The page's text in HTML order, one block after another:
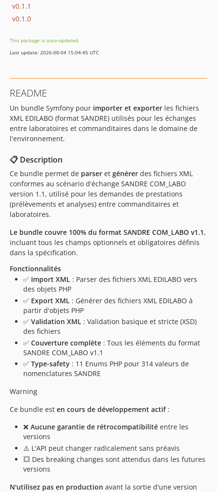
v0.1.1
v0.1.0
This package is auto-updated.
Last update: 2026-08-04 15:04:45 UTC
README
Un bundle Symfony pour importer et exporter les fichiers
XML EDILABO (format SANDRE) utilisés pour les échanges
entre laboratoires et commanditaires dans le domaine de
l'environnement.
📋 Description
Ce bundle permet de parser et générer des fichiers XML
conformes au scénario d'échange SANDRE COM_LABO
version 1.1, utilisé pour les demandes de prestations
(prélèvements et analyses) entre commanditaires et
laboratoires.
Le bundle couvre 100% du format SANDRE COM_LABO v1.1,
incluant tous les champs optionnels et obligatoires définis
dans la spécification.
Fonctionnalités
✅ Import XML : Parser des fichiers XML EDILABO vers
des objets PHP
✅ Export XML : Générer des fichiers XML EDILABO à
partir d'objets PHP
✅ Validation XML : Validation basique et stricte (XSD)
des fichiers
✅ Couverture complète : Tous les éléments du format
SANDRE COM_LABO v1.1
✅ Type-safety : 11 Enums PHP pour 314 valeurs de
nomenclatures SANDRE
Warning
Ce bundle est en cours de développement actif:
❌ Aucune garantie de rétrocompatibilité entre les
versions
⚠️ L'API peut changer radicalement sans préavis
💥 Des breaking changes sont attendus dans les futures
versions
N'utilisez pas en production avant la sortie d'une version